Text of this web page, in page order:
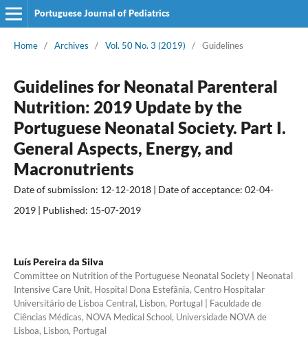
Portuguese Journal of Pediatrics
Home / Archives / Vol. 50 No. 3 (2019) / Guidelines
Guidelines for Neonatal Parenteral
Nutrition: 2019 Update by the
Portuguese Neonatal Society. Part I.
General Aspects, Energy, and
Macronutrients
Date of submission: 12-12-2018 | Date of acceptance: 02-04-
2019 | Published: 15-07-2019
Luís Pereira da Silva
Committee on Nutrition of the Portuguese Neonatal Society | Neonatal
Intensive Care Unit, Hospital Dona Estefânia, Centro Hospitalar
Universitário de Lisboa Central, Lisbon, Portugal | Faculdade de
Ciências Médicas, NOVA Medical School, Universidade NOVA de
Lisboa, Lisbon, Portugal